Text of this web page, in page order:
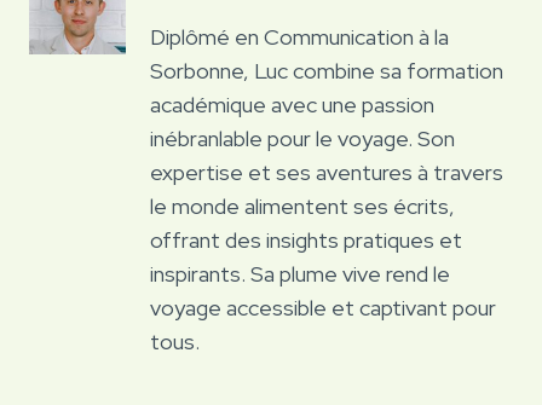
Diplômé en Communication à la
Sorbonne, Luc combine sa formation
académique avec une passion
inébranlable pour le voyage. Son
expertise et ses aventures à travers
le monde alimentent ses écrits,
offrant des insights pratiques et
inspirants. Sa plume vive rend le
voyage accessible et captivant pour
tous.